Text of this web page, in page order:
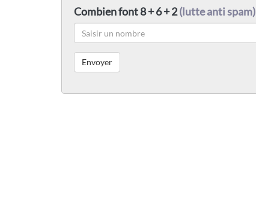
Combien font 8 + 6 + 2(lutte anti spam)